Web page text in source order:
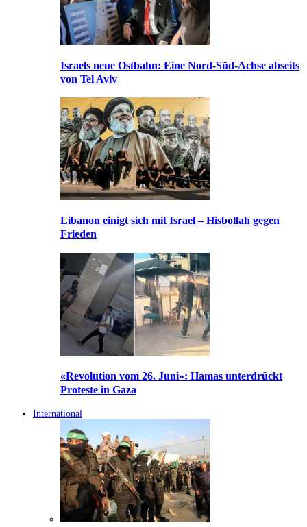
Israels neue Ostbahn: Eine Nord-Süd-Achse abseits
von Tel Aviv
Libanon einigt sich mit Israel – Hisbollah gegen
Frieden
«Revolution vom 26. Juni»: Hamas unterdrückt
Proteste in Gaza
International